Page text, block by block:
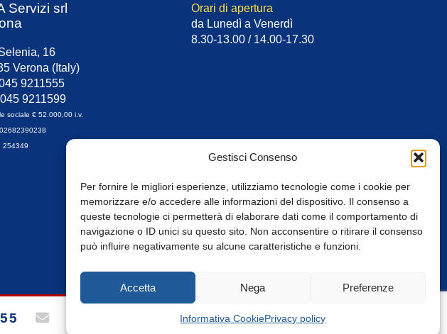
Gestisci Consenso
Per fornire le migliori esperienze, utilizziamo tecnologie come i cookie per
memorizzare e/o accedere alle informazioni del dispositivo. Il consenso a
queste tecnologie ci permetterà di elaborare dati come il comportamento di
navigazione o ID unici su questo sito. Non acconsentire o ritirare il consenso
può influire negativamente su alcune caratteristiche e funzioni.
Accetta Nega Preferenze
Informativa CookiePrivacy policy
Servizi srl
16
Verona (Italy)
9211555
9211599
sociale € 52.000,00 i.v.
254349
Orari di apertura
da Lunedì a Venerdì
8.30-13.00 / 14.00-17.30